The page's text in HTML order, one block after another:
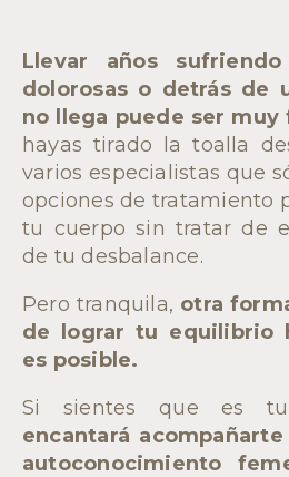
Llevar años sufriendo
dolorosas o detrás de
no llega puede ser muy
hayas tirado la toalla
varios especialistas que
opciones de tratamiento
tu cuerpo sin tratar de
de tu desbalance.
Pero tranquila, otra
de lograr tu equilibrio
es posible.
Si sientes que es
encantará
autoconocimiento